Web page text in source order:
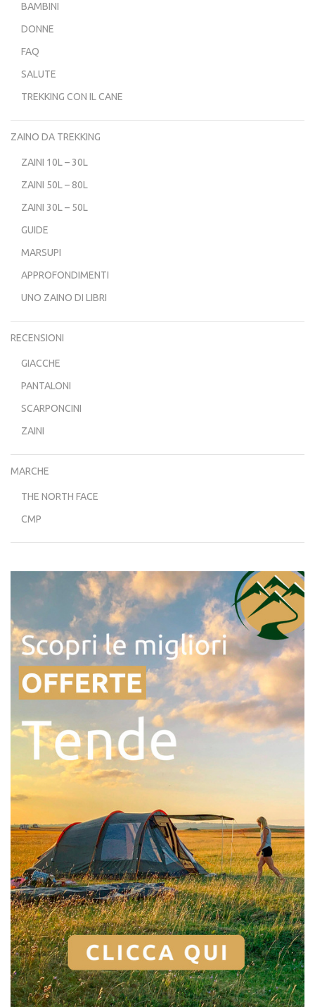
BAMBINI
DONNE
FAQ
SALUTE
TREKKING CON IL CANE
ZAINO DA TREKKING
ZAINI 10L – 30L
ZAINI 50L – 80L
ZAINI 30L – 50L
GUIDE
MARSUPI
APPROFONDIMENTI
UNO ZAINO DI LIBRI
RECENSIONI
GIACCHE
PANTALONI
SCARPONCINI
ZAINI
MARCHE
THE NORTH FACE
CMP